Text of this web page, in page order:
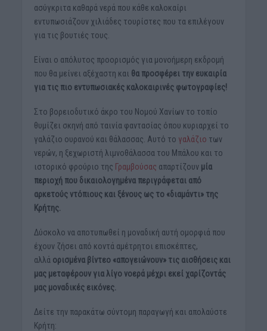
ασύγκριτα καθαρά νερά που κάθε καλοκαίρι
εντυπωσιάζουν χιλιάδες τουρίστες που τα επιλέγουν
για τις βουτιές τους.
Είναι ο απόλυτος προορισμός για μονοήμερη εκδρομή
που θα μείνει αξέχαστη και θα προσφέρει την ευκαιρία
για τις πιο εντυπωσιακές καλοκαιρινές φωτογραφίες!
Στο βορειοδυτικό άκρο του Νομού Χανίων το τοπίο
θυμίζει σκηνή από ταινία φαντασίας όπου κυριαρχεί το
γαλάζιο ουρανού και θάλασσας. Αυτό το γαλάζιο των
νερών, η ξεχωριστή λιμνοθάλασσα του Μπάλου και το
ιστορικό φρούριο της Γραμβούσας απαρτίζουν μία
περιοχή που δικαιολογημένα περιγράφεται από
αρκετούς ντόπιους και ξένους ως το «διαμάντι» της
Κρήτης.
Δύσκολο να αποτυπωθεί η μοναδική αυτή ομορφιά που
έχουν ζήσει από κοντά αμέτρητοι επισκέπτες,
αλλά ορισμένα βίντεο «απογειώνουν» τις αισθήσεις και
μας μεταφέρουν για λίγο νοερά μέχρι εκεί χαρίζοντάς
μας μοναδικές εικόνες.
Δείτε την παρακάτω σύντομη παραγωγή και απολαύστε
Κρήτη: